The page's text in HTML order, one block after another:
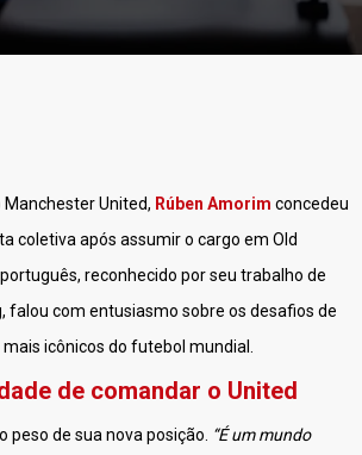
United, Rúben Amorim concedeu
coletiva após assumir o cargo em Old
reconhecido por seu trabalho de
falou com entusiasmo sobre os desafios de
icônicos do futebol mundial.
de comandar o United
peso de sua nova posição. “É um mundo